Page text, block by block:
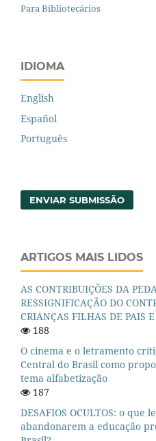
Para Bibliotecários
IDIOMA
English
Español
Português
ENVIAR SUBMISSÃO
ARTIGOS MAIS LIDOS
AS CONTRIBUIÇÕES DA
RESSIGNIFICAÇÃO DO
CRIANÇAS FILHAS DE PAIS
188
O cinema e o letramento
Central do Brasil como
tema alfabetização
187
DESAFIOS OCULTOS: o que
abandonarem a educação